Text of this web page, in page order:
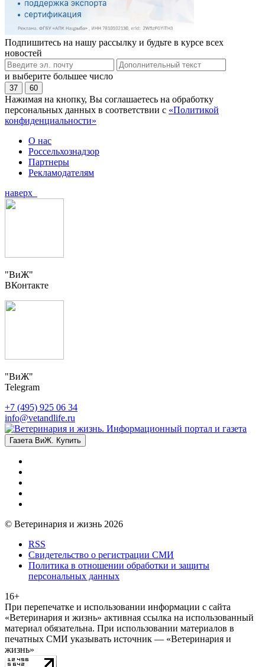
Подпишитесь на нашу рассылку и будьте в курсе всех
новостей
и выберите большее число
37 60
Нажимая на кнопку, Вы соглашаетесь на обработку
персональных данных в соответствии с «Политикой
конфиденциальности»
О нас
Россельхознадзор
Партнеры
Рекламодателям
наверх
"ВиЖ"
ВКонтакте
"ВиЖ"
Telegram
+7 (495) 925 06 34
info@vetandlife.ru
Газета ВиЖ. Купить
© Ветеринария и жизнь 2026
RSS
Свидетельство о регистрации СМИ
Политика в отношении обработки и защиты
персональных данных
16+
При перепечатке и использовании информации с сайта
«Ветеринария и жизнь» активная ссылка на использованный
материал обязательна. При использовании материалов в
печатных СМИ указывать источник — «Ветеринария и
жизнь»